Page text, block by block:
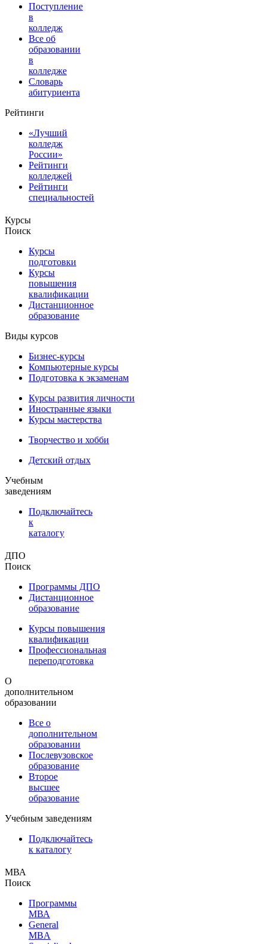
Поступление
в
колледж
Все об
образовании
в
колледже
Словарь
абитуриента
Рейтинги
«Лучший
колледж
России»
Рейтинги
колледжей
Рейтинги
специальностей
Курсы
Поиск
Курсы
подготовки
Курсы
повышения
квалификации
Дистанционное
образование
Виды курсов
Бизнес-курсы
Компьютерные курсы
Подготовка к экзаменам
Курсы развития личности
Иностранные языки
Курсы мастерства
Творчество и хобби
Детский отдых
Учебным
заведениям
Подключайтесь
к
каталогу
ДПО
Поиск
Программы ДПО
Дистанционное
образование
Курсы повышения
квалификации
Профессиональная
переподготовка
О
дополнительном
образовании
Все о
дополнительном
образовании
Послевузовское
образование
Второе
высшее
образование
Учебным заведениям
Подключайтесь
к каталогу
МВА
Поиск
Программы
МВА
General
MBA